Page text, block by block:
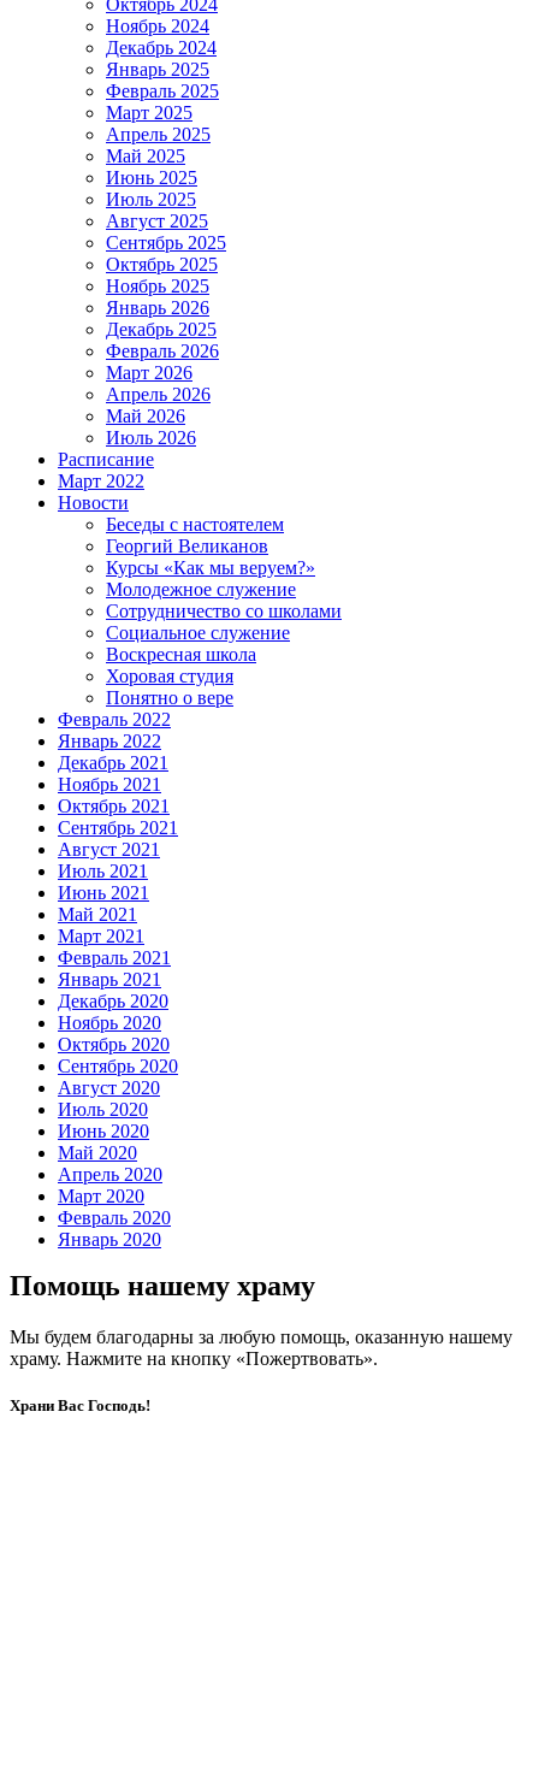
Ноябрь 2024
Декабрь 2024
Январь 2025
Февраль 2025
Март 2025
Апрель 2025
Май 2025
Июнь 2025
Июль 2025
Август 2025
Сентябрь 2025
Октябрь 2025
Ноябрь 2025
Январь 2026
Декабрь 2025
Февраль 2026
Март 2026
Апрель 2026
Май 2026
Июль 2026
Расписание
Март 2022
Новости
Беседы с настоятелем
Георгий Великанов
Курсы «Как мы веруем?»
Молодежное служение
Сотрудничество со школами
Социальное служение
Воскресная школа
Хоровая студия
Понятно о вере
Февраль 2022
Январь 2022
Декабрь 2021
Ноябрь 2021
Октябрь 2021
Сентябрь 2021
Август 2021
Июль 2021
Июнь 2021
Май 2021
Март 2021
Февраль 2021
Январь 2021
Декабрь 2020
Ноябрь 2020
Октябрь 2020
Сентябрь 2020
Август 2020
Июль 2020
Июнь 2020
Май 2020
Апрель 2020
Март 2020
Февраль 2020
Январь 2020
Помощь нашему храму
Мы будем благодарны за любую помощь, оказанную нашему
храму. Нажмите на кнопку «Пожертвовать».
Храни Вас Господь!